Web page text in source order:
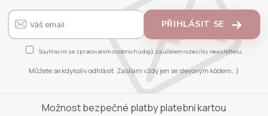
PŘIHLÁSIT SE
Souhlasím se zpracováním osobních údajů za účelem rozesílky newsletteru.
Můžete se kdykoliv odhlásit. Zasílám vždy jen se slevovým kódem. :)
Možnost bezpečné platby platební kartou